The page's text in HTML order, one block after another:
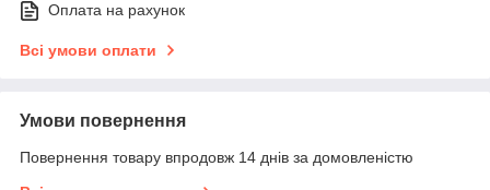
Оплата на рахунок
Всі умови оплати
Умови повернення
Повернення товару впродовж 14 днів за домовленістю